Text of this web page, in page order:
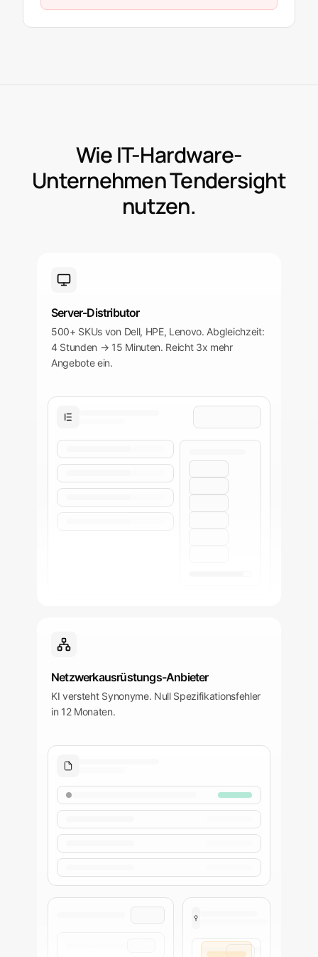
Wie IT-Hardware-
Unternehmen Tendersight
nutzen.
Server-Distributor
500+ SKUs von Dell, HPE, Lenovo. Abgleichzeit:
4 Stunden → 15 Minuten. Reicht 3x mehr
Angebote ein.
Netzwerkausrüstungs-Anbieter
KI versteht Synonyme. Null Spezifikationsfehler
in 12 Monaten.